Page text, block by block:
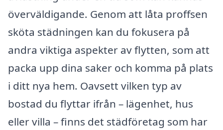
överväldigande. Genom att låta proffsen
sköta städningen kan du fokusera på
andra viktiga aspekter av flytten, som att
packa upp dina saker och komma på plats
i ditt nya hem. Oavsett vilken typ av
bostad du flyttar ifrån – lägenhet, hus
eller villa – finns det städföretag som har